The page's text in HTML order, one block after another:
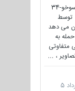
بسم ا... مهمات ترکیبی برای سوخو-34
توسط
می دهد
34 برای حمله به
متفاوتی
، ...
5